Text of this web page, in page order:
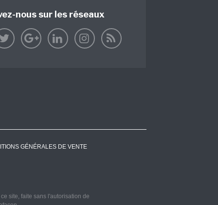
nous sur les réseaux
GÉNÉRALES DE VENTE
site, faite sans l'autorisation de